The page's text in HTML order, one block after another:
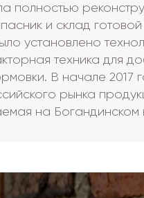
полностью
и склад
установлено
техника для
В начале 2017
рынка
на Богандинском